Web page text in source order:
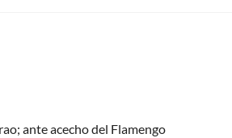
ante acecho del Flamengo